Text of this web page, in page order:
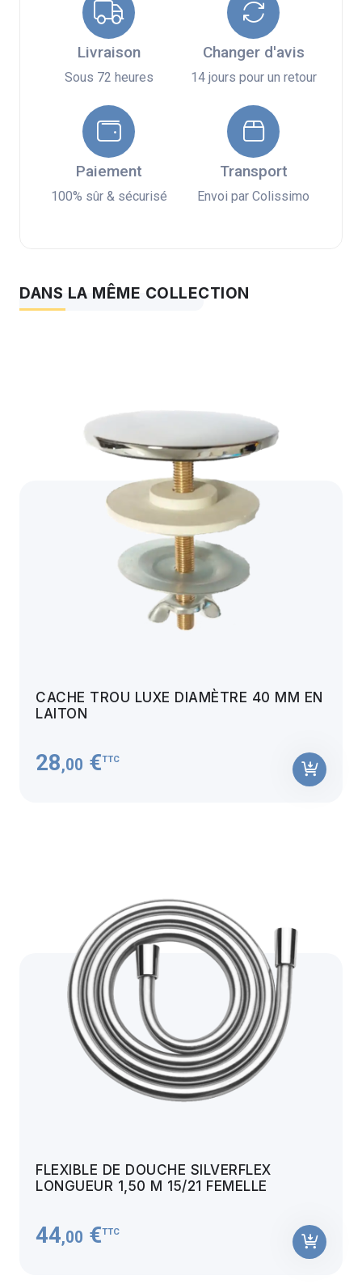
Livraison
Sous 72 heures
Changer d'avis
14 jours pour un retour
Paiement
100% sûr & sécurisé
Transport
Envoi par Colissimo
DANS LA MÊME COLLECTION
CACHE TROU LUXE DIAMÈTRE 40 MM EN
LAITON
28,00 €TTC
FLEXIBLE DE DOUCHE SILVERFLEX
LONGUEUR 1,50 M 15/21 FEMELLE
44,00 €TTC